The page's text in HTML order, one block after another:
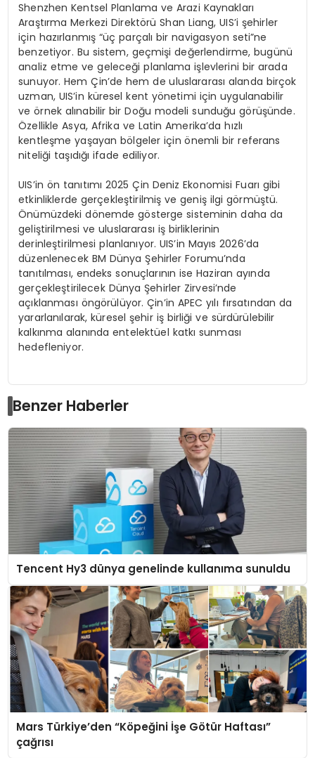
Shenzhen Kentsel Planlama ve Arazi Kaynakları
Araştırma Merkezi Direktörü Shan Liang, UIS’i şehirler
için hazırlanmış “üç parçalı bir navigasyon seti”ne
benzetiyor. Bu sistem, geçmişi değerlendirme, bugünü
analiz etme ve geleceği planlama işlevlerini bir arada
sunuyor. Hem Çin’de hem de uluslararası alanda birçok
uzman, UIS’in küresel kent yönetimi için uygulanabilir
ve örnek alınabilir bir Doğu modeli sunduğu görüşünde.
Özellikle Asya, Afrika ve Latin Amerika’da hızlı
kentleşme yaşayan bölgeler için önemli bir referans
niteliği taşıdığı ifade ediliyor.
UIS’in ön tanıtımı 2025 Çin Deniz Ekonomisi Fuarı gibi
etkinliklerde gerçekleştirilmiş ve geniş ilgi görmüştü.
Önümüzdeki dönemde gösterge sisteminin daha da
geliştirilmesi ve uluslararası iş birliklerinin
derinleştirilmesi planlanıyor. UIS’in Mayıs 2026’da
düzenlenecek BM Dünya Şehirler Forumu’nda
tanıtılması, endeks sonuçlarının ise Haziran ayında
gerçekleştirilecek Dünya Şehirler Zirvesi’nde
açıklanması öngörülüyor. Çin’in APEC yılı fırsatından da
yararlanılarak, küresel şehir iş birliği ve sürdürülebilir
kalkınma alanında entelektüel katkı sunması
hedefleniyor.
Benzer Haberler
Tencent Hy3 dünya genelinde kullanıma sunuldu
Mars Türkiye’den “Köpeğini İşe Götür Haftası”
çağrısı